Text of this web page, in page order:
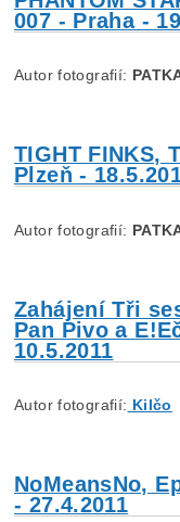
007 - Praha -
Autor fotografií:
TIGHT FINKS,
Plzeň -
Autor fotografií:
Zahájení Tři
Pan Pivo a
10.5.2011
Autor fotografií: Kilčo
NoMeansNo,
- 27.4.2011